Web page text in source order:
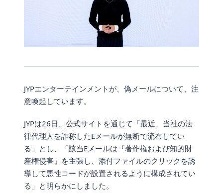
JYPエンターテインメントが、偽メールについて、注
意喚起しています。
JYPは26日、公式サイトを通じて「最近、当社の法
律代理人を詐称したEメールが無断で流布してい
る」とし、「該当Eメールは『著作権および知的財
産権侵害』を主張し、添付ファイルのクリックを誘
導して悪性コードが設置されるように構成されてい
る」と明らかにしました。